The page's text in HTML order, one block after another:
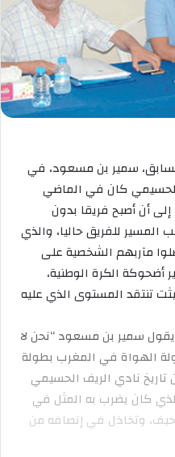
سمير بن مسعود، في
كان في الماضي
أن أصبح فريقا بدون
للفريق حاليا، والذي
مآربهم الشخصية على
أضحوكة الكرة الوطنية،
تنتقد المستوى الذي عليه
سمير بن مسعود “نحن لا
الهواة في المغرب بطولة
تاريخ نادي الريف الحسيمي
كان يضرب به المثل في
وتخاذل في إنصافه من